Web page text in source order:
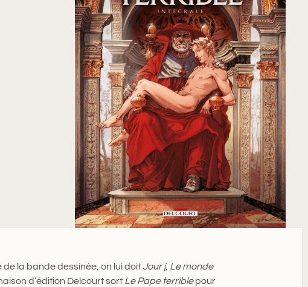
la bande dessinée, on lui doit Jour j, Le monde
d’édition Delcourt sort Le Pape terriblepour